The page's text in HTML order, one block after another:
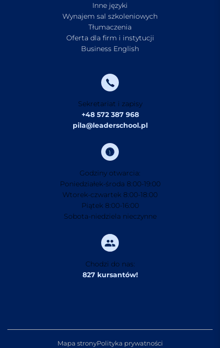
Inne języki
Wynajem sal szkoleniowych
Tłumaczenia
Oferta dla firm i instytucji
Business English
Sekretariat i zapisy
+48 572 387 968
pila@leaderschool.pl
Godziny otwarcia:
Poniedziałek-środa 8:00-19:00
Wtorek-czwartek 8:00-18:00
Piątek 8:00-16:00
Sobota-niedziela nieczynne
Chodzi do nas:
827 kursantów!
Mapa stronyPolityka prywatności